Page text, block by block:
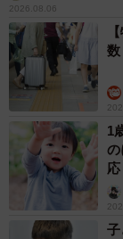
2026.08.06
1